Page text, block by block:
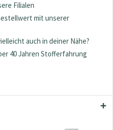
Filialen
mit unserer
auch in deiner Nähe?
40 Jahren Stofferfahrung